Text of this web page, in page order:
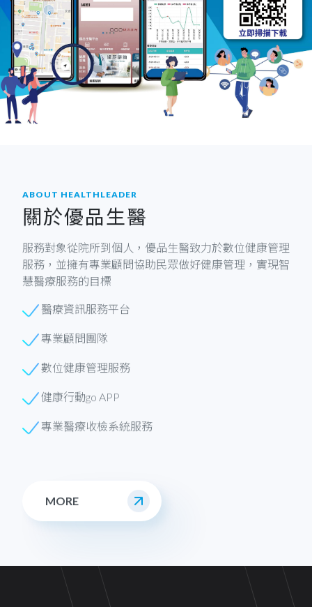
ABOUT HEALTHLEADER
關於優品生醫
服務對象從院所到個人，優品生醫致力於數位健康管理
服務，並擁有專業顧問協助民眾做好健康管理，實現智
慧醫療服務的目標
醫療資訊服務平台
專業顧問團隊
數位健康管理服務
健康行動go APP
專業醫療收檢系統服務
MORE